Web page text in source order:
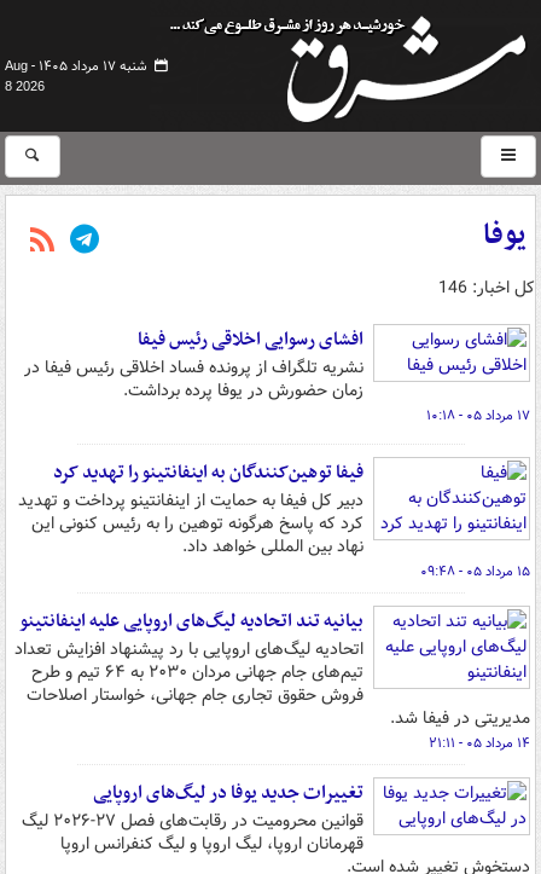
شنبه ۱۷ مرداد ۱۴۰۵ -
Aug
8 2026
یوفا
کل اخبار: 146
افشای رسوایی اخلاقی رئیس فیفا
نشریه تلگراف از پرونده فساد اخلاقی رئیس فیفا در
زمان حضورش در یوفا پرده برداشت.
۱۷ مرداد ۰۵ - ۱۰:۱۸
فیفا توهین‌کنندگان به اینفانتینو را تهدید کرد
دبیر کل فیفا به حمایت از اینفانتینو پرداخت و تهدید
کرد که پاسخ هرگونه توهین را به رئیس کنونی این
نهاد بین المللی خواهد داد.
۱۵ مرداد ۰۵ - ۰۹:۴۸
بیانیه تند اتحادیه لیگ‌های اروپایی علیه اینفانتینو
اتحادیه لیگ‌های اروپایی با رد پیشنهاد افزایش تعداد
تیم‌های جام جهانی مردان ۲۰۳۰ به ۶۴ تیم و طرح
فروش حقوق تجاری جام جهانی، خواستار اصلاحات
مدیریتی در فیفا شد.
۱۴ مرداد ۰۵ - ۲۱:۱۱
تغییرات جدید یوفا در لیگ‌های اروپایی
قوانین محرومیت در رقابت‌های فصل ۲۷-۲۰۲۶ لیگ
قهرمانان اروپا، لیگ اروپا و لیگ کنفرانس اروپا
دستخوش تغییر شده است.